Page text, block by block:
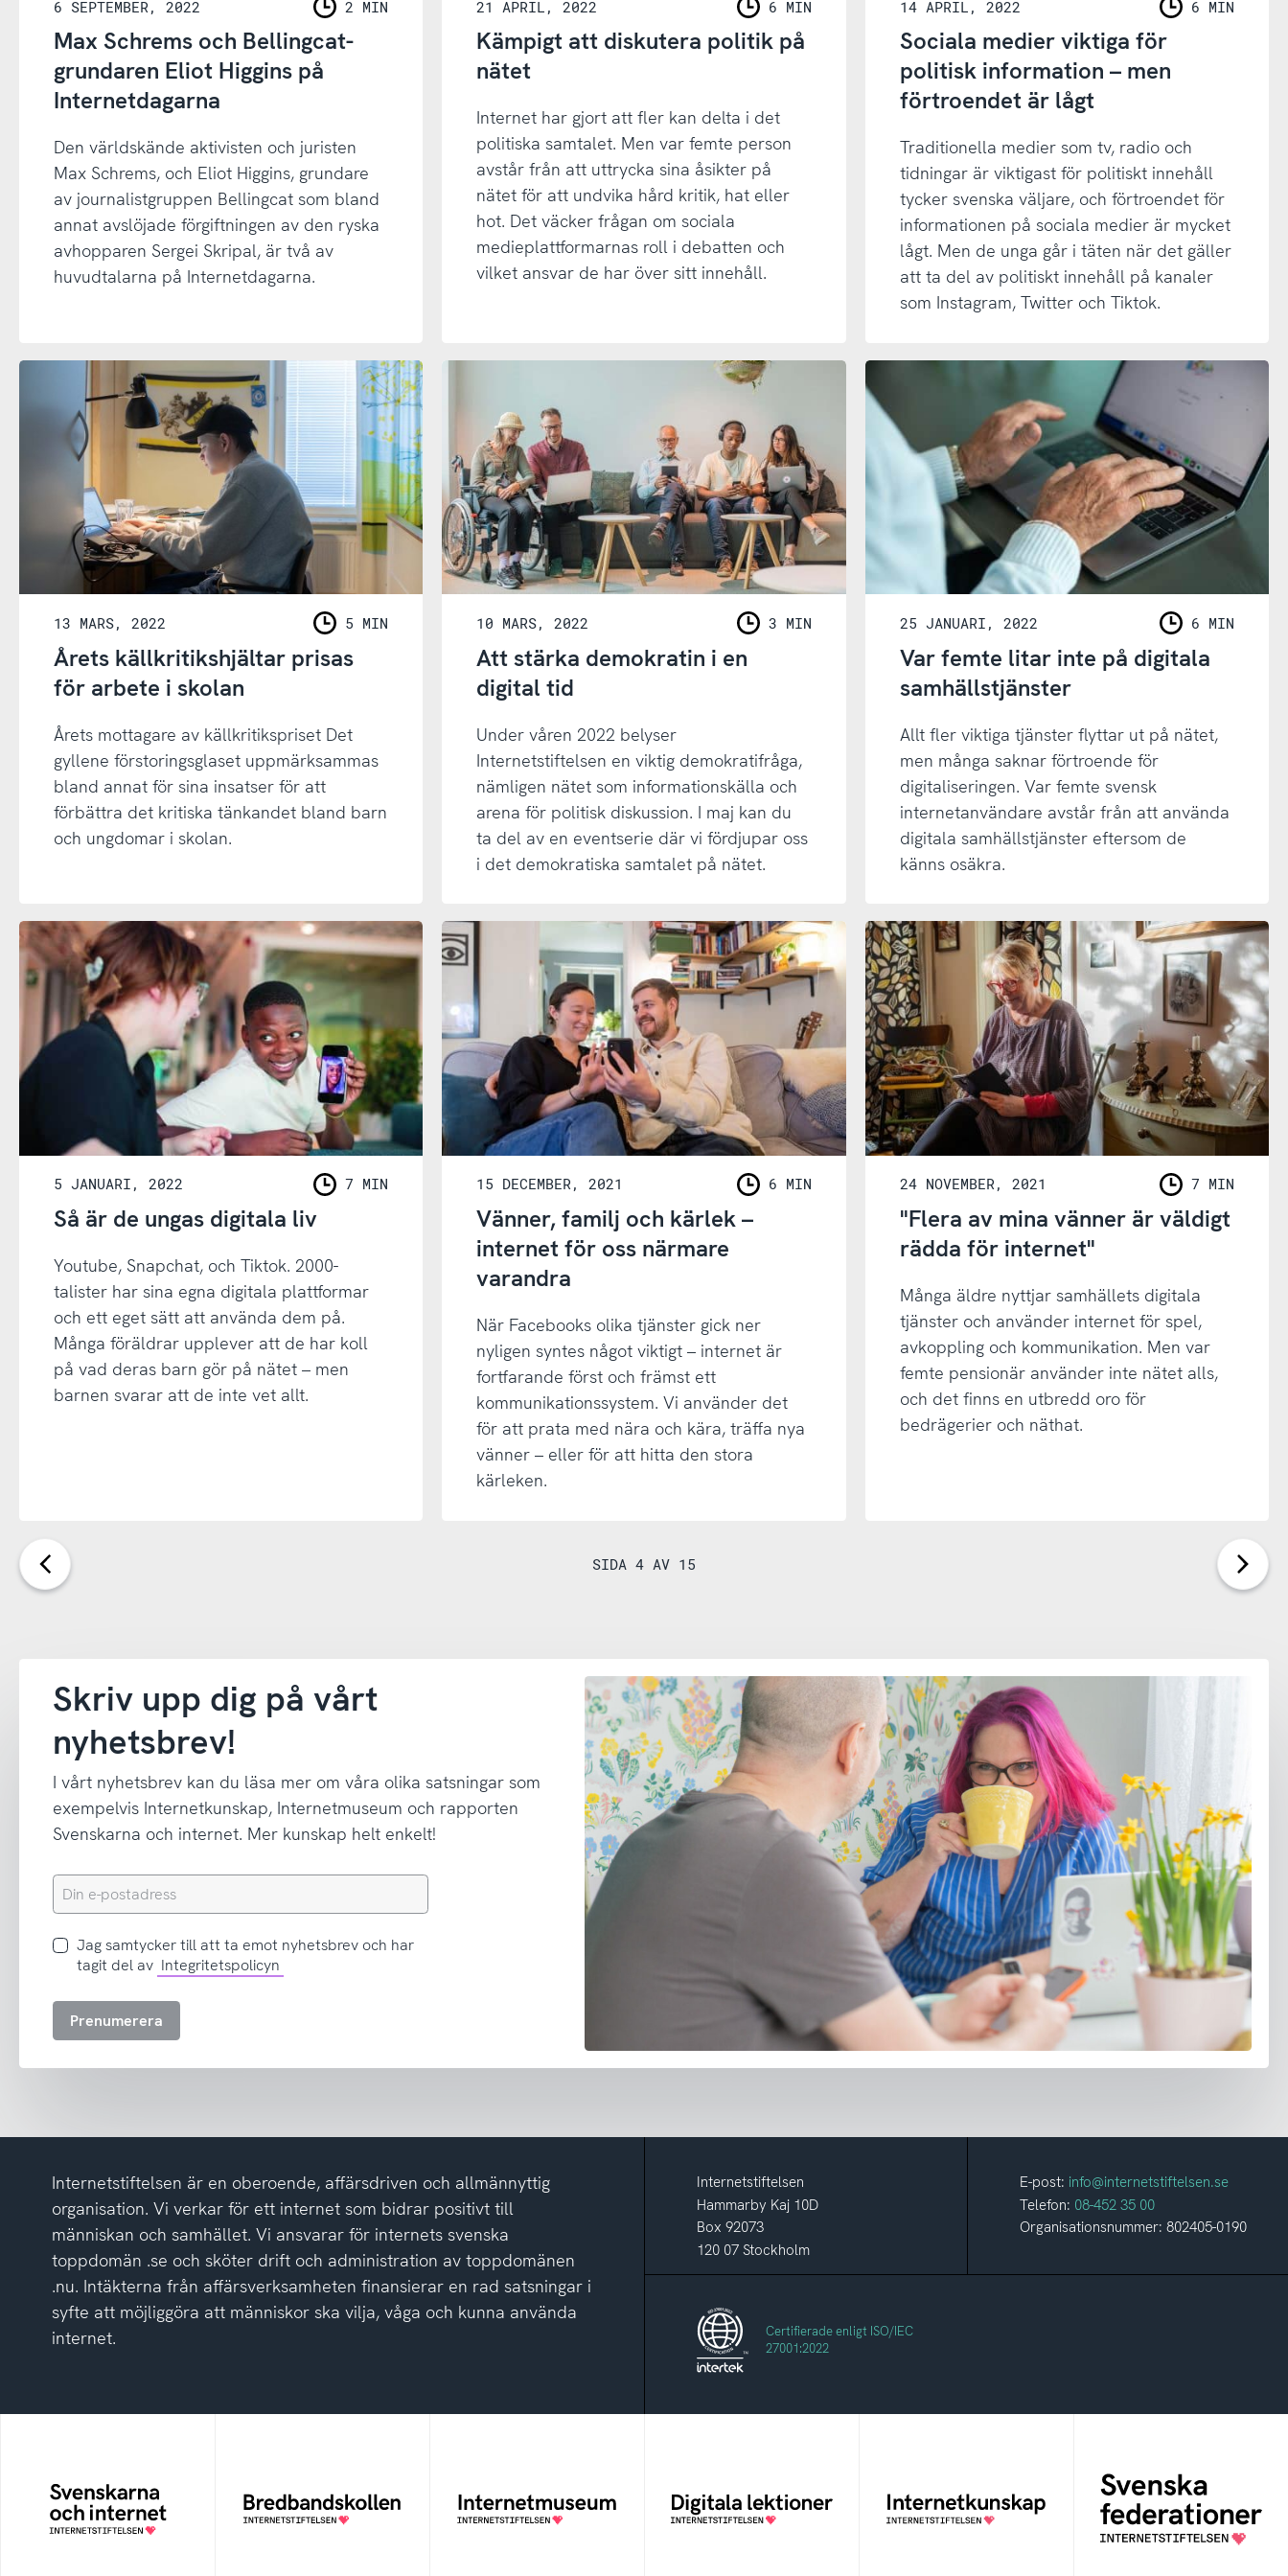
6 SEPTEMBER, 2022 2 MIN
LÄSNING
Max Schrems och Bellingcat-
grundaren Eliot Higgins på
Internetdagarna
Den världskände aktivisten och juristen
Max Schrems, och Eliot Higgins, grundare
av journalistgruppen Bellingcat som bland
annat avslöjade förgiftningen av den ryska
avhopparen Sergei Skripal, är två av
huvudtalarna på Internetdagarna.
21 APRIL, 2022 6 MIN
LÄSNING
Kämpigt att diskutera politik på
nätet
Internet har gjort att fler kan delta i det
politiska samtalet. Men var femte person
avstår från att uttrycka sina åsikter på
nätet för att undvika hård kritik, hat eller
hot. Det väcker frågan om sociala
medieplattformarnas roll i debatten och
vilket ansvar de har över sitt innehåll.
14 APRIL, 2022 6 MIN
LÄSNING
Sociala medier viktiga för
politisk information – men
förtroendet är lågt
Traditionella medier som tv, radio och
tidningar är viktigast för politiskt innehåll
tycker svenska väljare, och förtroendet för
informationen på sociala medier är mycket
lågt. Men de unga går i täten när det gäller
att ta del av politiskt innehåll på kanaler
som Instagram, Twitter och Tiktok.
13 MARS, 2022 5 MIN
LÄSNING
Årets källkritikshjältar prisas
för arbete i skolan
Årets mottagare av källkritikspriset Det
gyllene förstoringsglaset uppmärksammas
bland annat för sina insatser för att
förbättra det kritiska tänkandet bland barn
och ungdomar i skolan.
10 MARS, 2022 3 MIN
LÄSNING
Att stärka demokratin i en
digital tid
Under våren 2022 belyser
Internetstiftelsen en viktig demokratifråga,
nämligen nätet som informationskälla och
arena för politisk diskussion. I maj kan du
ta del av en eventserie där vi fördjupar oss
i det demokratiska samtalet på nätet.
25 JANUARI, 2022 6 MIN
LÄSNING
Var femte litar inte på digitala
samhällstjänster
Allt fler viktiga tjänster flyttar ut på nätet,
men många saknar förtroende för
digitaliseringen. Var femte svensk
internetanvändare avstår från att använda
digitala samhällstjänster eftersom de
känns osäkra.
5 JANUARI, 2022 7 MIN
LÄSNING
Så är de ungas digitala liv
Youtube, Snapchat, och Tiktok. 2000-
talister har sina egna digitala plattformar
och ett eget sätt att använda dem på.
Många föräldrar upplever att de har koll
på vad deras barn gör på nätet – men
barnen svarar att de inte vet allt.
15 DECEMBER, 2021 6 MIN
LÄSNING
Vänner, familj och kärlek –
internet för oss närmare
varandra
När Facebooks olika tjänster gick ner
nyligen syntes något viktigt – internet är
fortfarande först och främst ett
kommunikationssystem. Vi använder det
för att prata med nära och kära, träffa nya
vänner – eller för att hitta den stora
kärleken.
24 NOVEMBER, 2021 7 MIN
LÄSNING
"Flera av mina vänner är väldigt
rädda för internet"
Många äldre nyttjar samhällets digitala
tjänster och använder internet för spel,
avkoppling och kommunikation. Men var
femte pensionär använder inte nätet alls,
och det finns en utbredd oro för
bedrägerier och näthat.
Föregående
sida
SIDA 4 AV 15
Nästa
sida
Skriv upp dig på vårt
nyhetsbrev!
I vårt nyhetsbrev kan du läsa mer om våra olika satsningar som
exempelvis Internetkunskap, Internetmuseum och rapporten
Svenskarna och internet. Mer kunskap helt enkelt!
Din
e-
Jag
samtycker
att
nyhetsbrev
tagit
av
integritetspolicyn
Jag samtycker till att ta emot nyhetsbrev och har
tagit del av Integritetspolicyn
Prenumerera
Internetstiftelsen är en oberoende, affärsdriven och allmännyttig
organisation. Vi verkar för ett internet som bidrar positivt till
människan och samhället. Vi ansvarar för internets svenska
toppdomän .se och sköter drift och administration av toppdomänen
.nu. Intäkterna från affärsverksamheten finansierar en rad satsningar i
syfte att möjliggöra att människor ska vilja, våga och kunna använda
internet.
Internetstiftelsen
Hammarby Kaj 10D
Box 92073
120 07 Stockholm
E-post: info@internetstiftelsen.se
Telefon: 08-452 35 00
Organisationsnummer: 802405-0190
Certifierade enligt ISO/IEC
27001:2022
En årlig studie av
svenska folkets
internetvanor
oberoende
konsumentverktyg som
Ett digitalt museum som
byggts, och kureras av
Internetstiftelsen
Öppen digital lärresurs
med färdiga lektioner för
alla stadier i grundskolan
hjälper dig att bli en
säker och medveten
Grunden för
medlemskap i en
sektors- eller
kontextspecifik